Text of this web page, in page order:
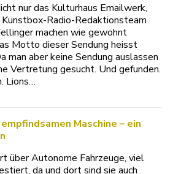
nur das Kulturhaus Emailwerk,
Kunstbox-Radio-Redaktionsteam
machen wie gewohnt
Motto dieser Sendung heisst
man aber keine Sendung auslassen
Vertretung gesucht. Und gefunden.
Lions…
Maschine – ein
über Autonome Fahrzeuge, viel
da und dort sind sie auch